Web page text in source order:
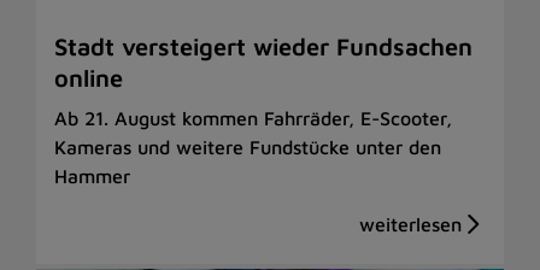
Stadt versteigert wieder Fundsachen
online
Ab 21. August kommen Fahrräder, E-Scooter,
Kameras und weitere Fundstücke unter den
Hammer